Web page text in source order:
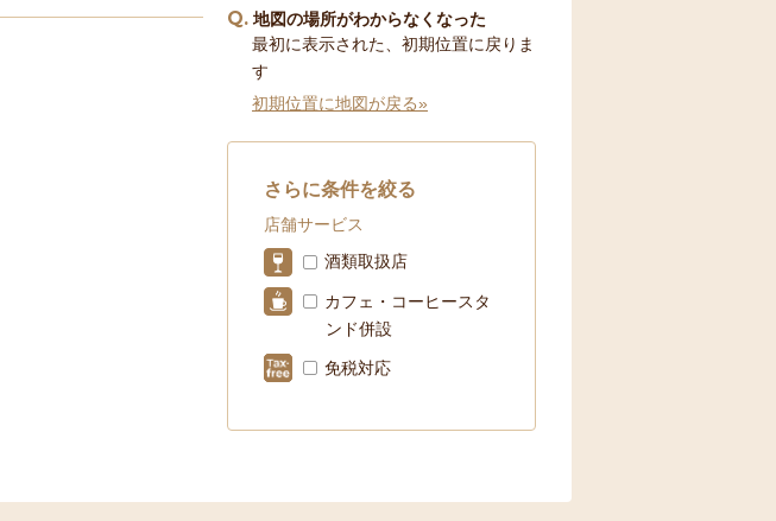
Q 地図の場所がわからなくなった
最初に表示された、初期位置に戻りま
す
初期位置に地図が戻る»
さらに条件を絞る
店舗サービス
酒類取扱店
カフェ・コーヒースタ
ンド併設
免税対応